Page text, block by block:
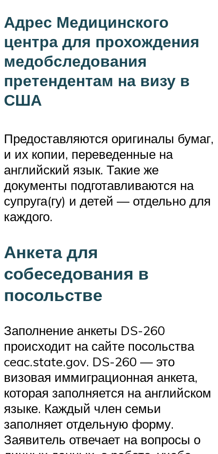
Адрес Медицинского
центра для прохождения
медобследования
претендентам на визу в
США
Предоставляются оригиналы бумаг,
и их копии, переведенные на
английский язык. Такие же
документы подготавливаются на
супруга(гу) и детей — отдельно для
каждого.
Анкета для
собеседования в
посольстве
Заполнение анкеты DS-260
происходит на сайте посольства
ceac.state.gov. DS-260 — это
визовая иммиграционная анкета,
которая заполняется на английском
языке. Каждый член семьи
заполняет отдельную форму.
Заявитель отвечает на вопросы о